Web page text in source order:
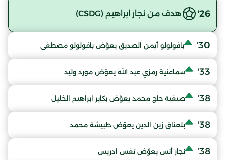
26' هدف من نجار ابراهيم (CSDG)
30' بافولولو أيمن الصديق يعوّض بافولولو مصطفى
33' سماعنية رمزي عبد الله يعوّض مورد وليد
38' صيفية حاج محمد يعوّض بكاير ابراهيم الخليل
38' بلعناق زين الدين يعوّض طبيشة محمد
38' نجار أنس يعوّض تفس ادريس